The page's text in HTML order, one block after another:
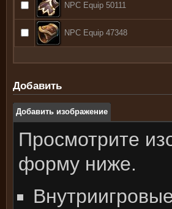
NPC Equip 50111
NPC Equip 47348
Добавить
Добавить изображение
Просмотрите
форму ниже.